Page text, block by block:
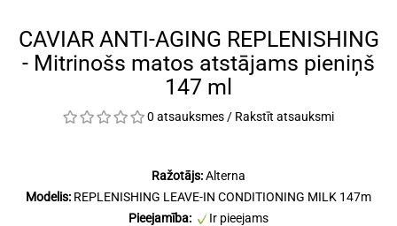
CAVIAR ANTI-AGING REPLENISHING
- Mitrinošs matos atstājams pieniņš
147 ml
0 atsauksmes / Rakstīt atsauksmi
Ražotājs:Alterna
Modelis: REPLENISHING LEAVE-IN CONDITIONING MILK 147m
Pieejamība:
Ir pieejams